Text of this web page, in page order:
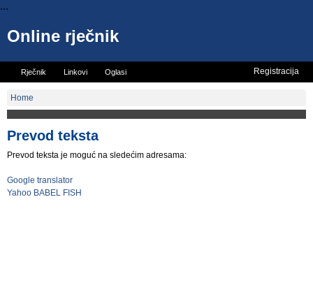
...
Online rječnik
Rječnik Linkovi Oglasi Registracija
Home
Prevod teksta
Prevod teksta je moguć na sledećim adresama:
Google translator
Yahoo BABEL FISH